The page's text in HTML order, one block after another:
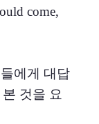
come,
에게 대답
것을 요